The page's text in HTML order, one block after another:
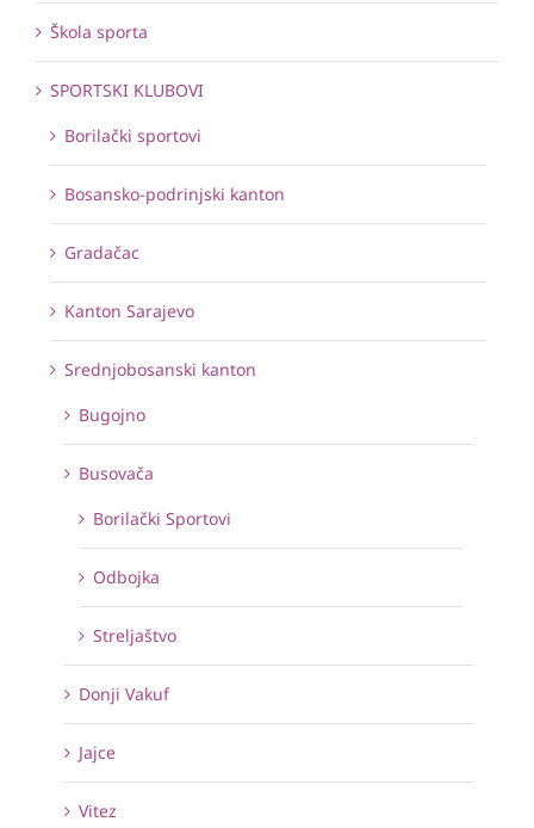
Škola sporta
SPORTSKI KLUBOVI
Borilački sportovi
Bosansko-podrinjski kanton
Gradačac
Kanton Sarajevo
Srednjobosanski kanton
Bugojno
Busovača
Borilački Sportovi
Odbojka
Streljaštvo
Donji Vakuf
Jajce
Vitez